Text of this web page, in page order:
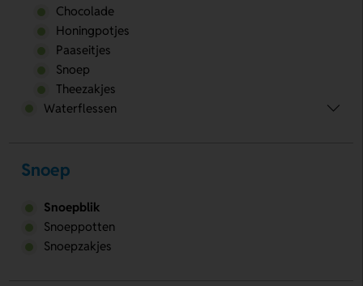
Chocolade
Honingpotjes
Paaseitjes
Snoep
Theezakjes
Waterflessen
Snoep
Snoepblik
Snoeppotten
Snoepzakjes